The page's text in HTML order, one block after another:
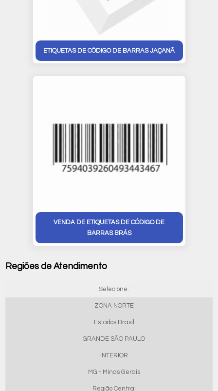
ETIQUETAS DE CÓDIGO DE BARRAS JAÇANÃ
VENDA DE ETIQUETAS DE CÓDIGO DE
BARRAS BRÁS
Regiões de Atendimento
Selecione:
ZONA NORTE
Estados Brasil
GRANDE SÃO PAULO
INTERIOR
MG - Minas Gerais
Região Central